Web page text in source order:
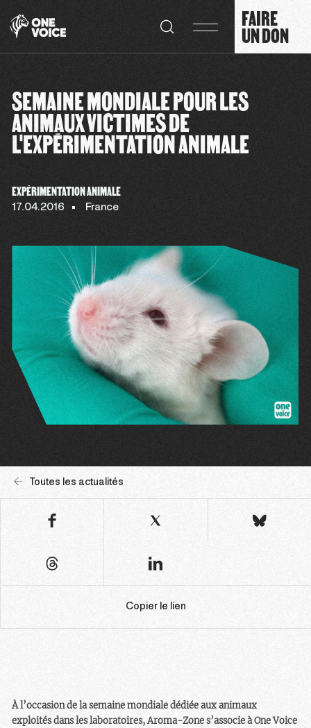
FAIRE
UN DON
SEMAINE MONDIALE POUR LES
ANIMAUX VICTIMES DE
L'EXPÉRIMENTATION ANIMALE
EXPÉRIMENTATION ANIMALE
17.04.2016 France
Toutes les actualités
Copier le lien
À l’occasion de la semaine mondiale dédiée aux animaux
exploités dans les laboratoires, Aroma-Zone s’associe à One Voice